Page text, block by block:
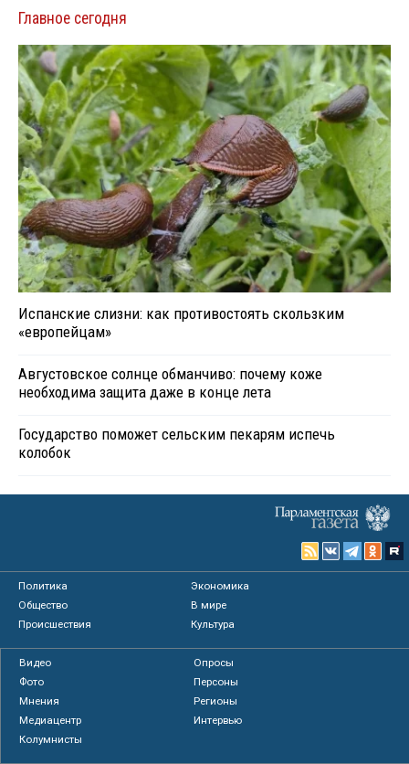
Главное сегодня
Испанские слизни: как противостоять скользким
«европейцам»
Августовское солнце обманчиво: почему коже
необходима защита даже в конце лета
Государство поможет сельским пекарям испечь
колобок
Политика
Экономика
Общество
В мире
Происшествия
Культура
Видео
Опросы
Фото
Персоны
Мнения
Регионы
Медиацентр
Интервью
Колумнисты